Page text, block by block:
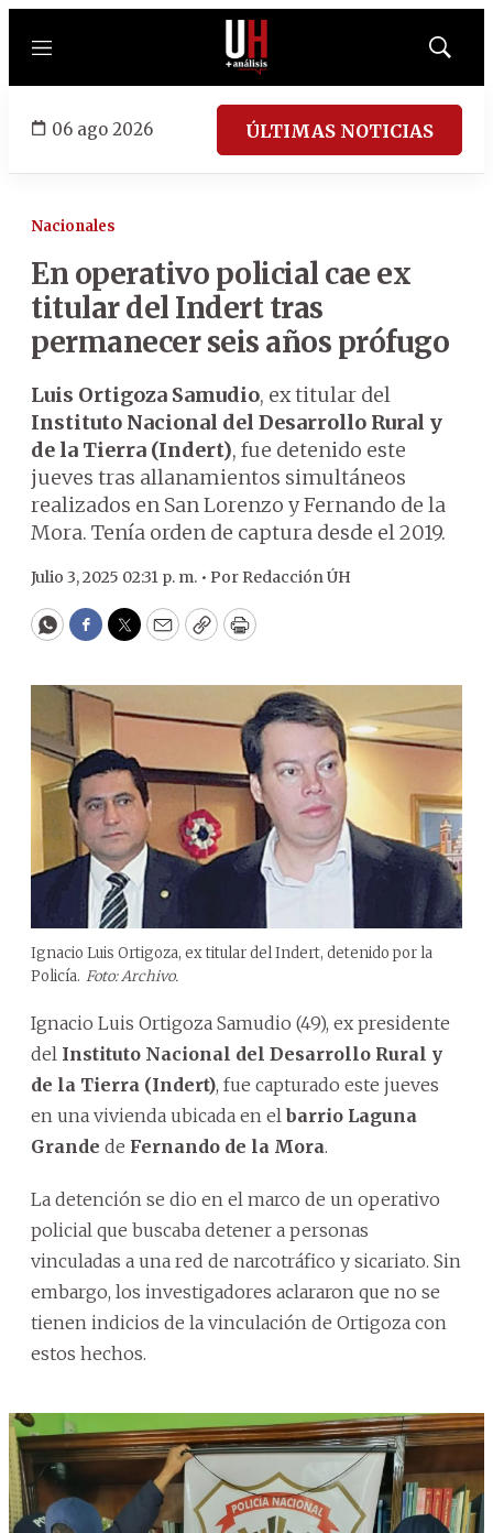
Menú
Mostrar
06 ago 2026 ÚLTIMAS NOTICIAS
Nacionales
En operativo policial cae ex
titular del Indert tras
permanecer seis años prófugo
Luis Ortigoza Samudio, ex titular del
Instituto Nacional del Desarrollo Rural y
de la Tierra (Indert), fue detenido este
jueves tras allanamientos simultáneos
realizados en San Lorenzo y Fernando de la
Mora. Tenía orden de captura desde el 2019.
Julio 3, 2025 02:31 p. m. • Por Redacción ÚH
WhatsApp
Facebook
Twitter
EmailCopyPrint
Ignacio Luis Ortigoza, ex titular del Indert, detenido por la
Policía. Foto: Archivo.
Ignacio Luis Ortigoza Samudio (49), ex presidente
del Instituto Nacional del Desarrollo Rural y
de la Tierra (Indert), fue capturado este jueves
en una vivienda ubicada en el barrio Laguna
Grande de Fernando de la Mora.
La detención se dio en el marco de un operativo
policial que buscaba detener a personas
vinculadas a una red de narcotráfico y sicariato. Sin
embargo, los investigadores aclararon que no se
tienen indicios de la vinculación de Ortigoza con
estos hechos.